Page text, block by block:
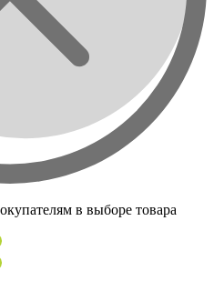
в выборе товара